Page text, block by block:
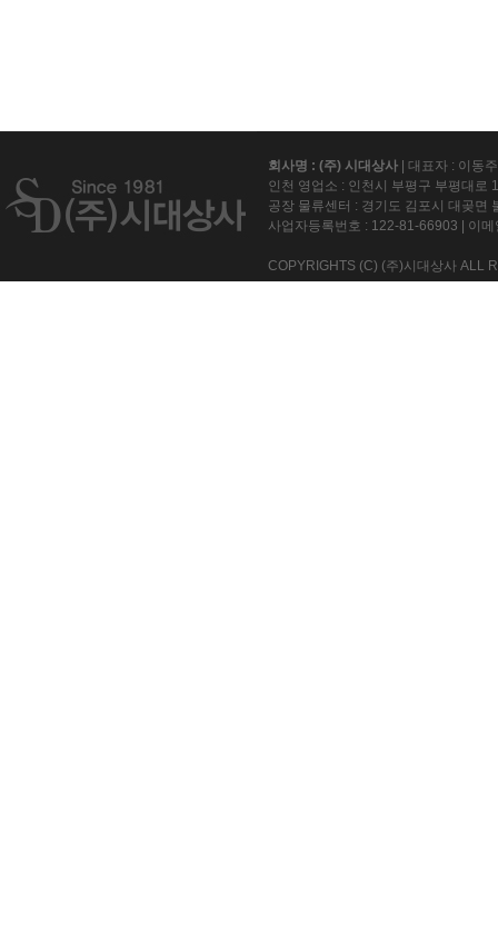
회사명 : (주) 시대상사 | 대표자 : 이동
인천 영업소 : 인천시 부평구 부평대로
공장 물류센터 : 경기도 김포시 대곶면
사업자등록번호 : 122-81-66903 | 이
COPYRIGHTS (C) (주)시대상사 ALL